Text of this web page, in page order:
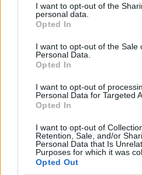
not limited to your visit or usage
grant or deny consent to Google
use your data for below
consent section.
I want to opt-out of the
personal data.
Opted In
I want to opt-out of the Sale
Personal Data.
Opted In
I want to opt-out of
Personal Data for Targeted
Opted In
I want to opt-out of
Retention, Sale, and/or
Personal Data that Is
Purposes for which it was
Opted Out
tresel zunanji del mreže,
Mariborčank po prodoru po
prostor so zaključile gostje s
vratnice. V 77. minuti je
Slovenj Gradcu, iz igre je
Vukovacovo. V 79. minuti pa
predložku z desne strani
in zadela za 0:4. Štiri minute